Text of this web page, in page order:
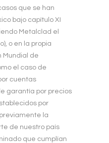
que se han
bajo capítulo XI
Metalclad el
o en la propia
Mundial de
el caso de
cuentas
garantía por precios
por
la
de nuestro país
que cumplían